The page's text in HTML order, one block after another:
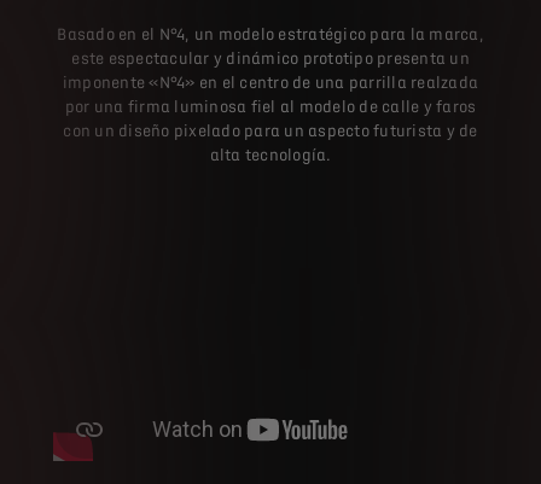
Basado en el N°4, un modelo estratégico para la marca,
este espectacular y dinámico prototipo presenta un
imponente «N°4» en el centro de una parrilla realzada
por una firma luminosa fiel al modelo de calle y faros
con un diseño pixelado para un aspecto futurista y de
alta tecnología.